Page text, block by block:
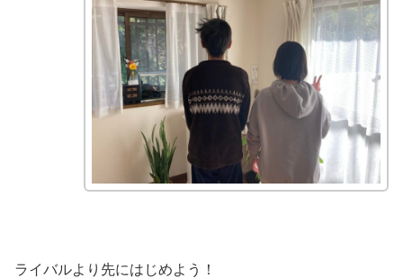
ライバルより先にはじめよう！